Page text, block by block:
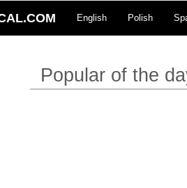
English Polish
Popular of the